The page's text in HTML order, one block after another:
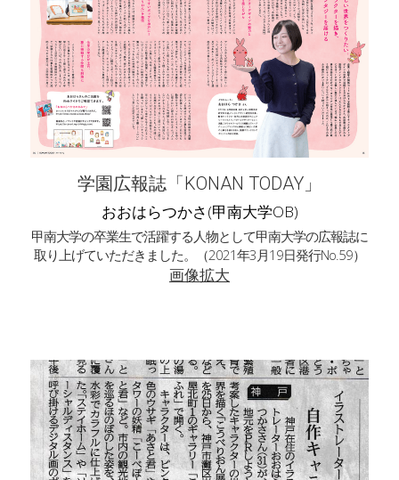
学園広報誌「KONAN TODAY」
おおはらつかさ(甲南大学OB)
甲南大学の卒業生で活躍する人物として甲南大学の広報誌に
取り上げていただきました。（2021年3月19日発行No.59）
画像拡大